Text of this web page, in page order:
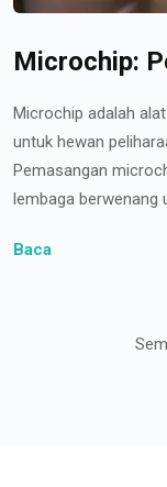
Microchip:
Microchip adalah
untuk hewan
Pemasangan
lembaga berwenang
Baca